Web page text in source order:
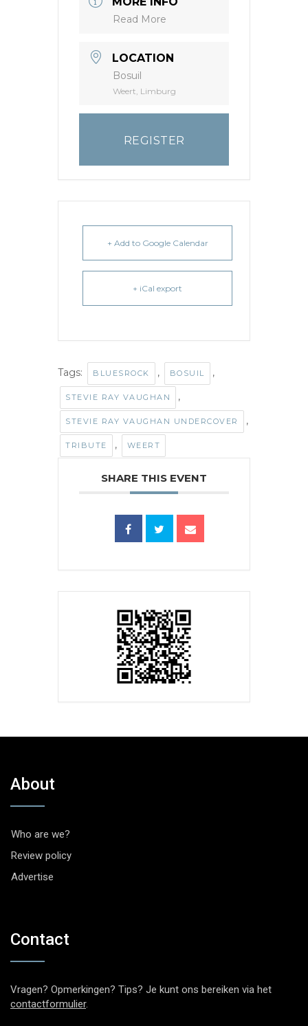
Read More
LOCATION
Bosuil
Weert, Limburg
REGISTER
+ Add to Google Calendar
+ iCal export
Tags: BLUESROCK , BOSUIL ,
STEVIE RAY VAUGHAN ,
STEVIE RAY VAUGHAN UNDERCOVER ,
TRIBUTE , WEERT
SHARE THIS EVENT
About
Who are we?
Review policy
Advertise
Contact
Vragen? Opmerkingen? Tips? Je kunt ons bereiken via het
contactformulier.